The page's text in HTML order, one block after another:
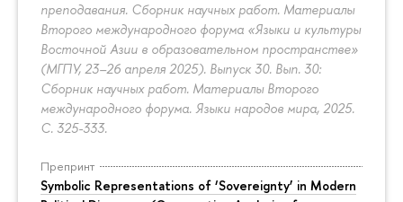
преподавания. Сборник научных работ. Материалы
Второго международного форума «Языки и культуры
Восточной Азии в образовательном пространстве»
(МГПУ, 23–26 апреля 2025). Выпуск 30. Вып. 30:
Сборник научных работ. Материалы Второго
международного форума. Языки народов мира, 2025.
С. 325-333.
Препринт
Symbolic Representations of ‘Sovereignty’ in Modern